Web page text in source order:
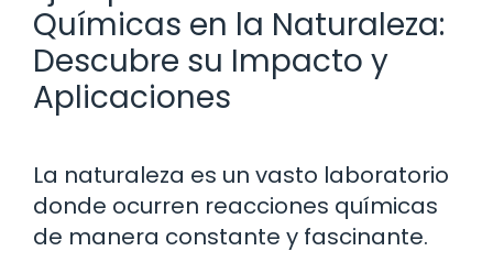
Químicas en la Naturaleza:
Descubre su Impacto y
Aplicaciones
La naturaleza es un vasto laboratorio
donde ocurren reacciones químicas
de manera constante y fascinante.